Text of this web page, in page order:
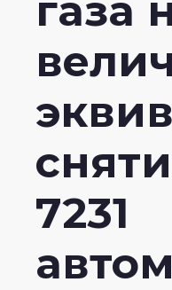
газа
7231